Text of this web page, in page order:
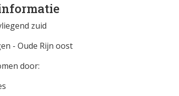
zuid
- Oude Rijn oost
door: